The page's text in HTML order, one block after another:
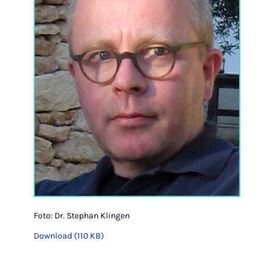
Foto: Dr. Stephan Klingen
Download (110 KB)